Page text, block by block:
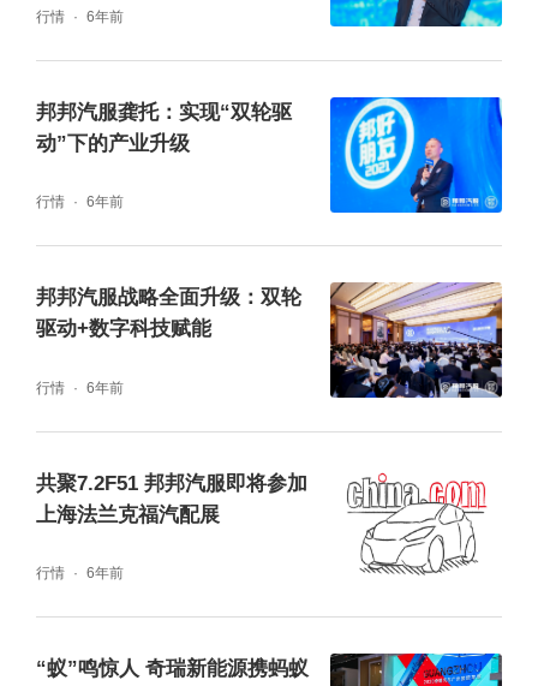
仅需短短几十秒，参与者便可根据自身的创意
动作，获得专属的汽车机器人变身VCR。同
时，“邦邦免费加油站”、“现场扫码抽奖”等福利
活动也让邦邦展台热闹非凡。
行情 6年前
邦邦汽服龚托：实现“双轮驱
动”下的产业升级
行情 6年前
邦邦汽服战略全面升级：双轮
驱动+数字科技赋能
行情 6年前
共聚7.2F51 邦邦汽服即将参加
上海法兰克福汽配展
行情 6年前
“蚁”鸣惊人 奇瑞新能源携蚂蚁